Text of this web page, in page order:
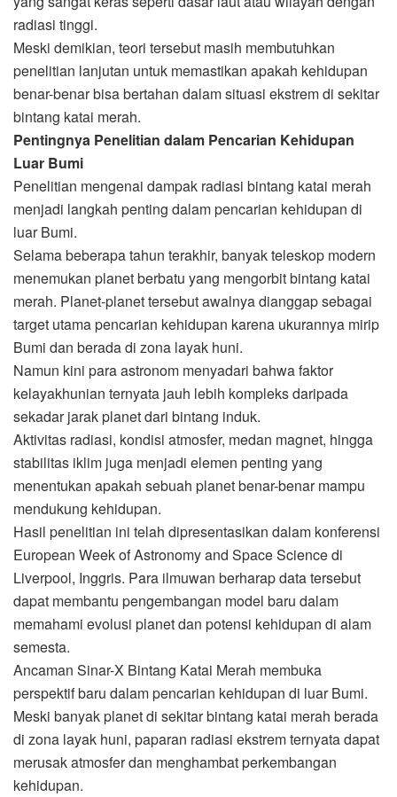
radiasi tinggi.
Meski demikian, teori tersebut masih membutuhkan
penelitian lanjutan untuk memastikan apakah kehidupan
benar-benar bisa bertahan dalam situasi ekstrem di sekitar
bintang katai merah.
Pentingnya Penelitian dalam Pencarian Kehidupan
Luar Bumi
Penelitian mengenai dampak radiasi bintang katai merah
menjadi langkah penting dalam pencarian kehidupan di
luar Bumi.
Selama beberapa tahun terakhir, banyak teleskop modern
menemukan planet berbatu yang mengorbit bintang katai
merah. Planet-planet tersebut awalnya dianggap sebagai
target utama pencarian kehidupan karena ukurannya mirip
Bumi dan berada di zona layak huni.
Namun kini para astronom menyadari bahwa faktor
kelayakhunian ternyata jauh lebih kompleks daripada
sekadar jarak planet dari bintang induk.
Aktivitas radiasi, kondisi atmosfer, medan magnet, hingga
stabilitas iklim juga menjadi elemen penting yang
menentukan apakah sebuah planet benar-benar mampu
mendukung kehidupan.
Hasil penelitian ini telah dipresentasikan dalam konferensi
European Week of Astronomy and Space Science di
Liverpool, Inggris. Para ilmuwan berharap data tersebut
dapat membantu pengembangan model baru dalam
memahami evolusi planet dan potensi kehidupan di alam
semesta.
Ancaman Sinar-X Bintang Katai Merah membuka
perspektif baru dalam pencarian kehidupan di luar Bumi.
Meski banyak planet di sekitar bintang katai merah berada
di zona layak huni, paparan radiasi ekstrem ternyata dapat
merusak atmosfer dan menghambat perkembangan
kehidupan.